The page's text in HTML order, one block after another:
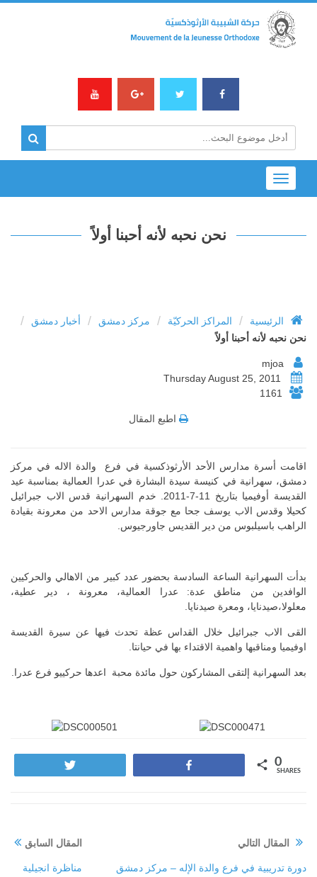
Toggle
navigation
نحن نحبه لأنه أحبنا أولاً
الرئيسية / المراكز الحركيّة / مركز دمشق / أخبار دمشق /
نحن نحبه لأنه أحبنا أولاً
1161
اطبع المقال
اقامت أسرة مدارس الأحد الأرثوذكسية في فرع والدة الاله في مركز
دمشق، سهرانية في كنيسة سيدة البشارة في عدرا العمالية بمناسبة عيد
القديسة أوفيميا بتاريخ 11-7-2011. خدم السهرانية قدس الاب جبرائيل
كحيلا وقدس الاب يوسف جحا مع جوقة مدارس الاحد من معرونة بقيادة
الراهب باسيلبوس من دير القديس جاورجيوس.
بدأت السهرانية الساعة السادسة بحضور عدد كبير من الاهالي والحركيين
الوافدين من مناطق عدة: عدرا العمالية، معرونة ، دير عطية،
معلولا،صيدنايا، ومعرة صيدنايا.
القى الاب جبرائيل خلال القداس عظة تحدث فيها عن سيرة القديسة
اوفيميا ومناقبها واهمية الاقتداء بها في حيانتا.
بعد السهرانية إلتقى المشاركون حول مائدة محبة اعدها حركييو فرع عدرا.
0
SHARES
المقال السابق
مناظرة انجيلية
المقال التالي
دورة تدريبية في فرع والدة الإله – مركز دمشق